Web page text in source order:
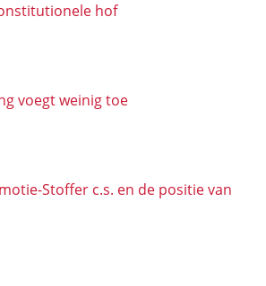
hof
voegt weinig toe
Stoffer c.s. en de positie van